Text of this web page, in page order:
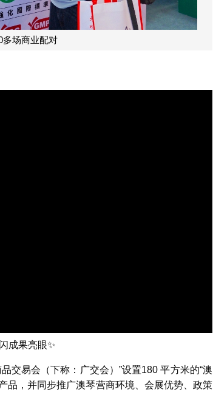
多场商业配对
成果亮眼✨
交易会（下称：广交会）”设置180 平方米的“澳
品，并同步推广澳琴营商环境、会展优势、政策